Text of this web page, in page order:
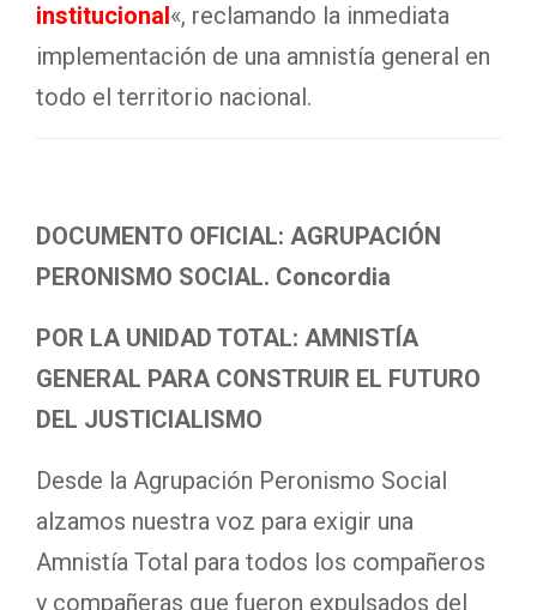
institucional«, reclamando la inmediata
implementación de una amnistía general en
todo el territorio nacional.
DOCUMENTO OFICIAL: AGRUPACIÓN
PERONISMO SOCIAL. Concordia
POR LA UNIDAD TOTAL: AMNISTÍA
GENERAL PARA CONSTRUIR EL FUTURO
DEL JUSTICIALISMO
Desde la Agrupación Peronismo Social
alzamos nuestra voz para exigir una
Amnistía Total para todos los compañeros
y compañeras que fueron expulsados del